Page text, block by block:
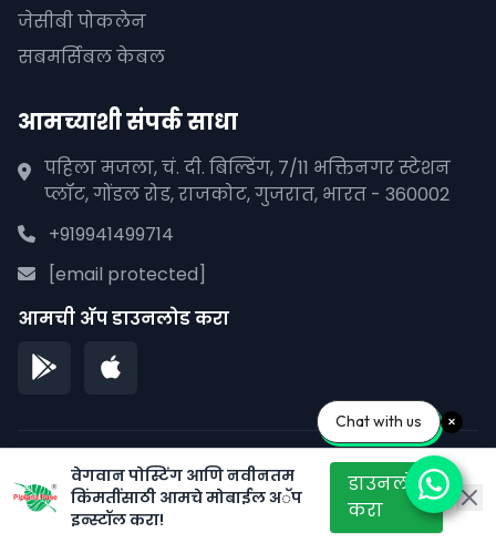
जेसीबी पोकलेन
सबमर्सिबल केबल
आमच्याशी संपर्क साधा
पहिला मजला, चं. दी. बिल्डिंग, 7/11 भक्तिनगर स्टेशन
प्लॉट, गोंडल रोड, राजकोट, गुजरात, भारत - 360002
+919941499714
[email protected]
आमची अ‍ॅप डाउनलोड करा
© 2026 पीपळाना पाने. सर्व हक्क राखीव.
गोपनीयता धोरण
सेवेच्या अटी साइटमॅप
वेगवान पोस्टिंग आणि नवीनतम
किंमतींसाठी आमचे मोबाईल अॅप
इन्स्टॉल करा!
डाउनलोड
करा
Chat with us